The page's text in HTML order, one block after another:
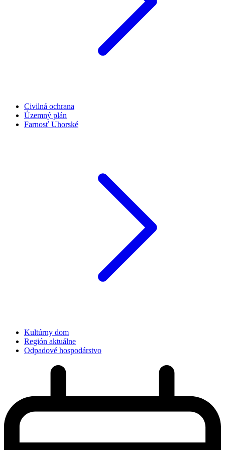
Civilná ochrana
Územný plán
Farnosť Uhorské
Kultúrny dom
Región aktuálne
Odpadové hospodárstvo